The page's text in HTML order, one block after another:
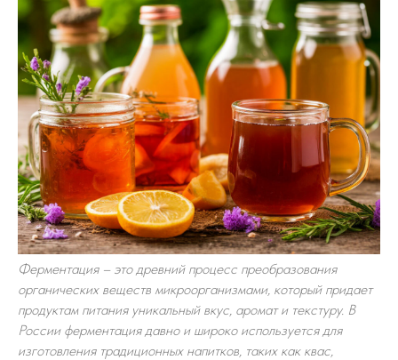
Ферментация – это древний процесс преобразования
органических веществ микроорганизмами, который придает
продуктам питания уникальный вкус, аромат и текстуру. В
России ферментация давно и широко используется для
изготовления традиционных напитков, таких как квас,